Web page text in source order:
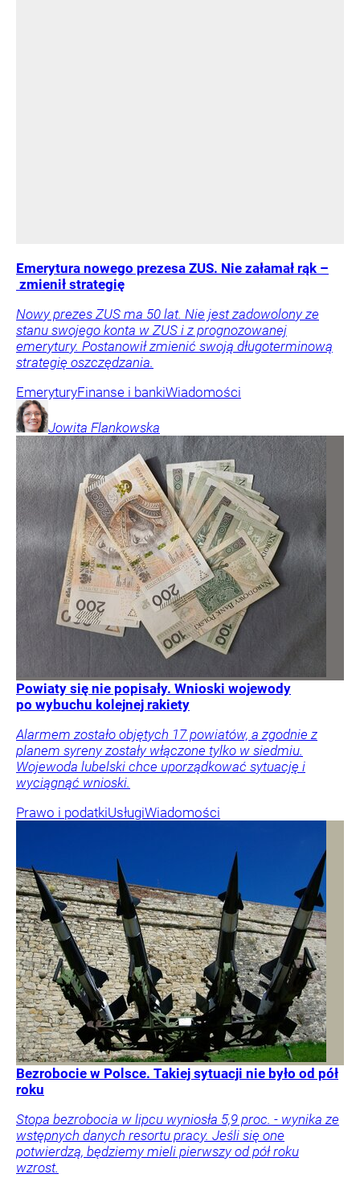
Emerytura nowego prezesa ZUS. Nie załamał rąk –
zmienił strategię
Nowy prezes ZUS ma 50 lat. Nie jest zadowolony ze
stanu swojego konta w ZUS i z prognozowanej
emerytury. Postanowił zmienić swoją długoterminową
strategię oszczędzania.
EmeryturyFinanse i bankiWiadomości
Jowita Flankowska
Powiaty się nie popisały. Wnioski wojewody
po wybuchu kolejnej rakiety
Alarmem zostało objętych 17 powiatów, a zgodnie z
planem syreny zostały włączone tylko w siedmiu.
Wojewoda lubelski chce uporządkować sytuację i
wyciągnąć wnioski.
Prawo i podatkiUsługiWiadomości
Bezrobocie w Polsce. Takiej sytuacji nie było od pół
roku
Stopa bezrobocia w lipcu wyniosła 5,9 proc. - wynika ze
wstępnych danych resortu pracy. Jeśli się one
potwierdzą, będziemy mieli pierwszy od pół roku
wzrost.